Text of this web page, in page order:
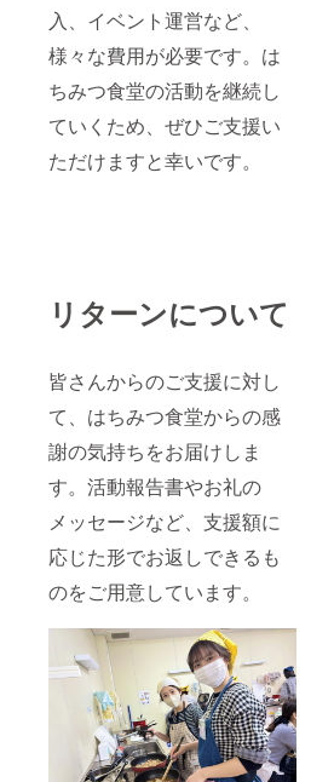
入、イベント運営など、
様々な費用が必要です。は
ちみつ食堂の活動を継続し
ていくため、ぜひご支援い
ただけますと幸いです。
リターンについて
皆さんからのご支援に対し
て、はちみつ食堂からの感
謝の気持ちをお届けしま
す。活動報告書やお礼の
メッセージなど、支援額に
応じた形でお返しできるも
のをご用意しています。